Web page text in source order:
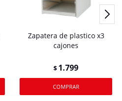
Zapatera de plastico x3
cajones
$ 1.799